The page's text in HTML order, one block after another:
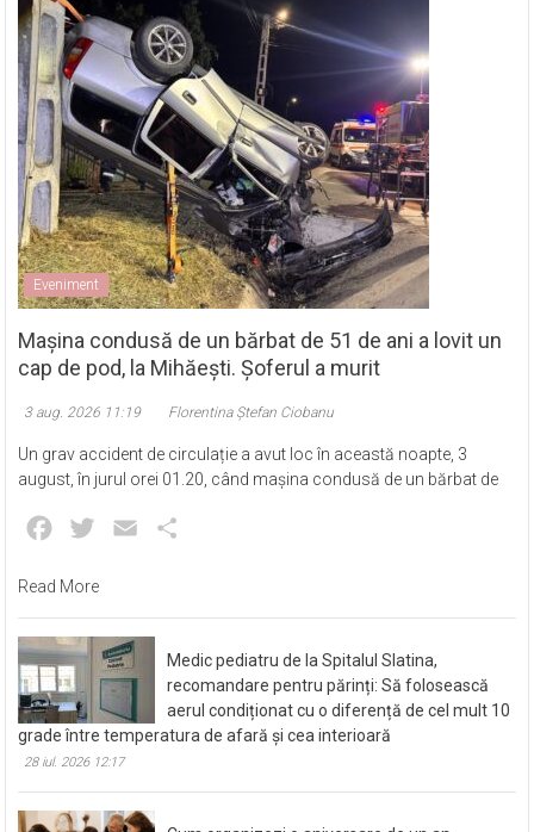
Eveniment
Mașina condusă de un bărbat de 51 de ani a lovit un
cap de pod, la Mihăești. Șoferul a murit
3 aug. 2026 11:19 Florentina Ștefan Ciobanu
Un grav accident de circulație a avut loc în această noapte, 3
august, în jurul orei 01.20, când mașina condusă de un bărbat de
Facebook
Twitter Email
Read More
Medic pediatru de la Spitalul Slatina,
recomandare pentru părinți: Să folosească
aerul condiționat cu o diferență de cel mult 10
grade între temperatura de afară și cea interioară
28 iul. 2026 12:17